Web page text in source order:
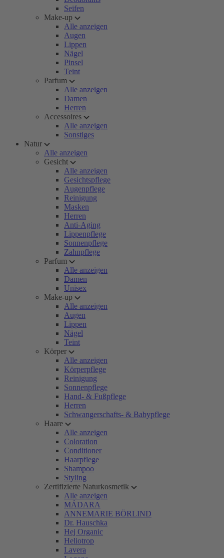
Seifen
Make-up
Alle anzeigen
Augen
Lippen
Nägel
Pinsel
Teint
Parfum
Alle anzeigen
Damen
Herren
Accessoires
Alle anzeigen
Sonstiges
Natur
Alle anzeigen
Gesicht
Alle anzeigen
Gesichtspflege
Augenpflege
Reinigung
Masken
Herren
Anti-Aging
Lippenpflege
Sonnenpflege
Zahnpflege
Parfum
Alle anzeigen
Damen
Unisex
Make-up
Alle anzeigen
Augen
Lippen
Nägel
Teint
Körper
Alle anzeigen
Körperpflege
Reinigung
Sonnenpflege
Hand- & Fußpflege
Herren
Schwangerschafts- & Babypflege
Haare
Alle anzeigen
Coloration
Conditioner
Haarpflege
Shampoo
Styling
Zertifizierte Naturkosmetik
Alle anzeigen
MÁDARA
ANNEMARIE BÖRLIND
Dr. Hauschka
Hej Organic
Heliotrop
Lavera